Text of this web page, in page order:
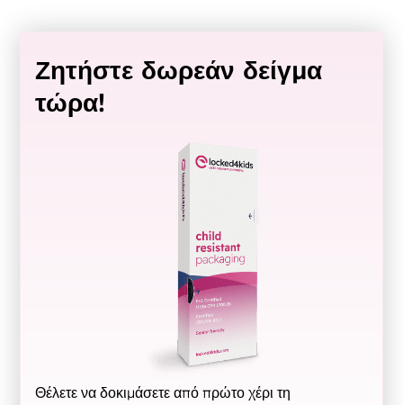
Ζητήστε δωρεάν δείγμα
τώρα!
Θέλετε να δοκιμάσετε από πρώτο χέρι τη